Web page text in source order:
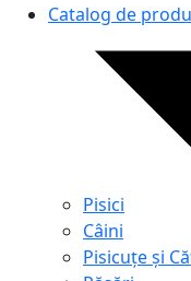
Catalog de
Pisici
Câini
Pisicuțe și